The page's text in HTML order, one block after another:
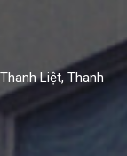
Liệt, Thanh